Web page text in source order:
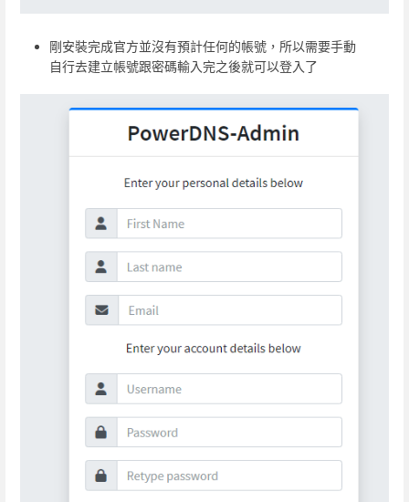
剛安裝完成官方並沒有預計任何的帳號，所以需要手動
自行去建立帳號跟密碼輸入完之後就可以登入了